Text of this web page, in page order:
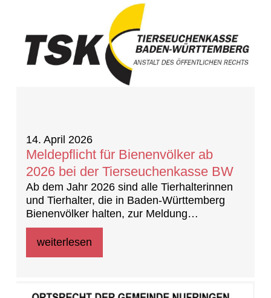
14. April 2026
Meldepflicht für Bienenvölker ab
2026 bei der Tierseuchenkasse BW
Ab dem Jahr 2026 sind alle Tierhalterinnen
und Tierhalter, die in Baden-Württemberg
Bienenvölker halten, zur Meldung
verpflichtet, unabhängig von einer
Mitgliedschaft in einem Imkerverein.
weiterlesen